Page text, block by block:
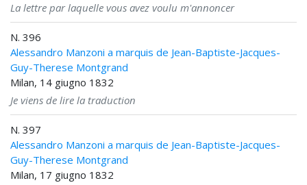
La lettre par laquelle vous avez voulu m'annoncer
N. 396
Alessandro Manzoni a marquis de Jean-Baptiste-Jacques-
Guy-Therese Montgrand
Milan, 14 giugno 1832
Je viens de lire la traduction
N. 397
Alessandro Manzoni a marquis de Jean-Baptiste-Jacques-
Guy-Therese Montgrand
Milan, 17 giugno 1832